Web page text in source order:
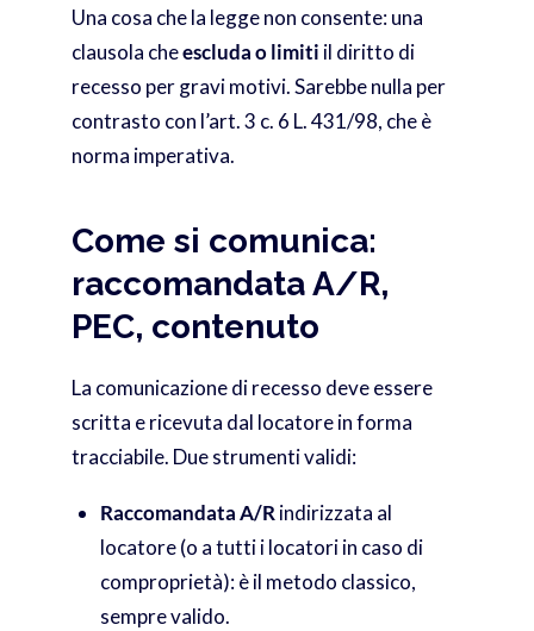
Una cosa che la legge non consente: una
clausola cheescluda o limiti il diritto di
recesso per gravi motivi. Sarebbe nulla per
contrasto con l’art. 3 c. 6 L. 431/98, che è
norma imperativa.
Come si comunica:
raccomandata A/R,
PEC, contenuto
La comunicazione di recesso deve essere
scritta e ricevuta dal locatore in forma
tracciabile. Due strumenti validi:
Raccomandata A/R indirizzata al
locatore (o a tutti i locatori in caso di
comproprietà): è il metodo classico,
sempre valido.